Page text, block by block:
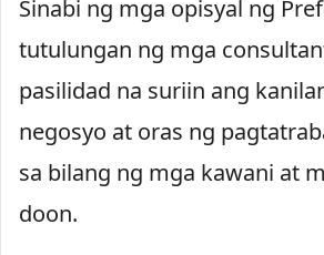
Sinabi ng mga opisyal ng
tutulungan ng mga
pasilidad na suriin ang
negosyo at oras ng
sa bilang ng mga kawani at
doon.